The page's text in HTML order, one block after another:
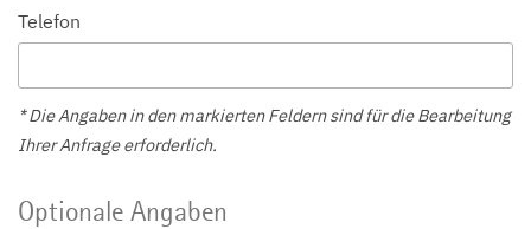
Telefon
* Die Angaben in den markierten Feldern sind für die Bearbeitung
Ihrer Anfrage erforderlich.
Optionale Angaben